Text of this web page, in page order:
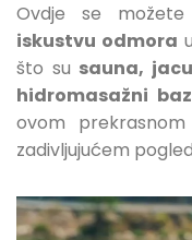
Ovdje se
iskustvu odmora
što su sauna,
hidromasažni
ovom
zadivljujućem